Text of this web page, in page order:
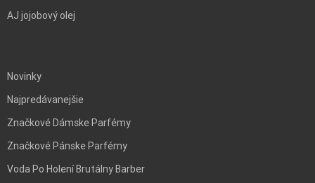
AJ jojobový olej
Novinky
Najpredávanejšie
Značkové Dámske Parfémy
Značkové Pánske Parfémy
Voda Po Holení Brutálny Barber